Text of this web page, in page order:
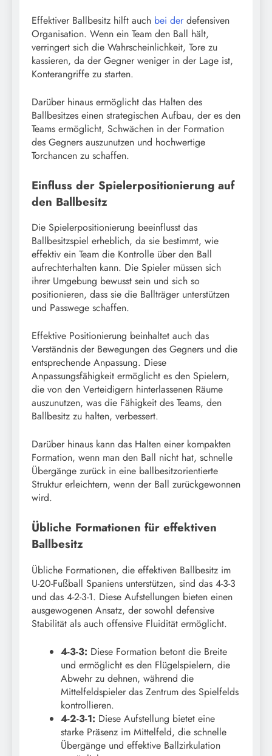
Effektiver Ballbesitz hilft auch bei der defensiven
Organisation. Wenn ein Team den Ball hält,
verringert sich die Wahrscheinlichkeit, Tore zu
kassieren, da der Gegner weniger in der Lage ist,
Konterangriffe zu starten.
Darüber hinaus ermöglicht das Halten des
Ballbesitzes einen strategischen Aufbau, der es den
Teams ermöglicht, Schwächen in der Formation
des Gegners auszunutzen und hochwertige
Torchancen zu schaffen.
Einfluss der Spielerpositionierung auf
den Ballbesitz
Die Spielerpositionierung beeinflusst das
Ballbesitzspiel erheblich, da sie bestimmt, wie
effektiv ein Team die Kontrolle über den Ball
aufrechterhalten kann. Die Spieler müssen sich
ihrer Umgebung bewusst sein und sich so
positionieren, dass sie die Ballträger unterstützen
und Passwege schaffen.
Effektive Positionierung beinhaltet auch das
Verständnis der Bewegungen des Gegners und die
entsprechende Anpassung. Diese
Anpassungsfähigkeit ermöglicht es den Spielern,
die von den Verteidigern hinterlassenen Räume
auszunutzen, was die Fähigkeit des Teams, den
Ballbesitz zu halten, verbessert.
Darüber hinaus kann das Halten einer kompakten
Formation, wenn man den Ball nicht hat, schnelle
Übergänge zurück in eine ballbesitzorientierte
Struktur erleichtern, wenn der Ball zurückgewonnen
wird.
Übliche Formationen für effektiven
Ballbesitz
Übliche Formationen, die effektiven Ballbesitz im
U-20-Fußball Spaniens unterstützen, sind das 4-3-3
und das 4-2-3-1. Diese Aufstellungen bieten einen
ausgewogenen Ansatz, der sowohl defensive
Stabilität als auch offensive Fluidität ermöglicht.
4-3-3: Diese Formation betont die Breite
und ermöglicht es den Flügelspielern, die
Abwehr zu dehnen, während die
Mittelfeldspieler das Zentrum des Spielfelds
kontrollieren.
4-2-3-1: Diese Aufstellung bietet eine
starke Präsenz im Mittelfeld, die schnelle
Übergänge und effektive Ballzirkulation